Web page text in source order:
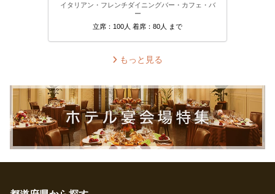
イタリアン・フレンチダイニングバー・カフェ・バ
ー
立席：100人 着席：80人 まで
もっと見る